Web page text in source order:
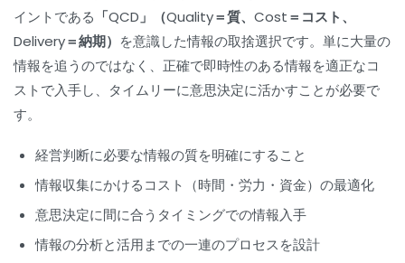
イントである 「QCD」（Quality＝質、Cost＝コスト、
Delivery＝納期） を意識した情報の取捨選択です。単に大量の
情報を追うのではなく、正確で即時性のある情報を適正なコ
ストで入手し、タイムリーに意思決定に活かすことが必要で
す。
経営判断に必要な情報の質を明確にすること
情報収集にかけるコスト（時間・労力・資金）の最適化
意思決定に間に合うタイミングでの情報入手
情報の分析と活用までの一連のプロセスを設計